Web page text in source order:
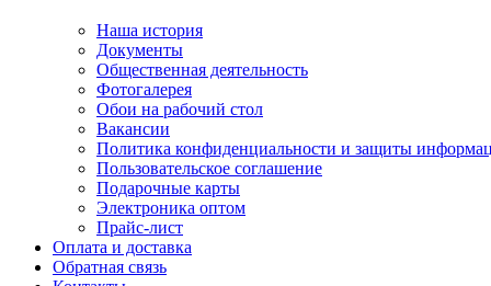
Наша история
Документы
Общественная деятельность
Фотогалерея
Обои на рабочий стол
Вакансии
Политика конфиденциальности и защиты
Пользовательскоe соглашение
Подарочные карты
Электроника оптом
Прайс-лист
Оплата и доставка
Обратная связь